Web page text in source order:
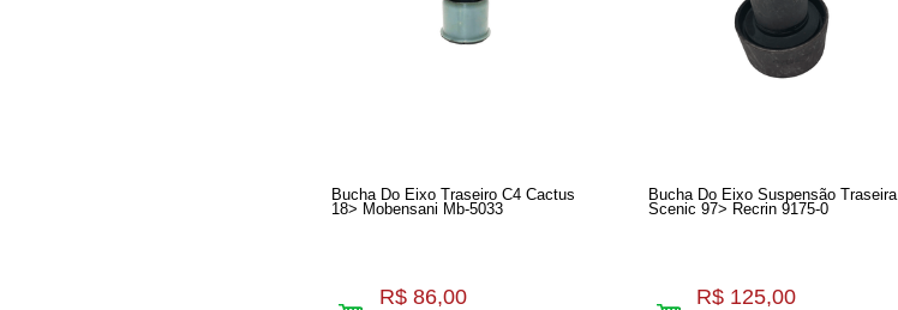
Bucha Do Eixo Traseiro C4 Cactus
18> Mobensani Mb-5033
R$ 86,00
Bucha Do Eixo Suspensão Traseira
Scenic 97> Recrin 9175-0
R$ 125,00